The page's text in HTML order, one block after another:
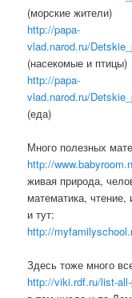
(морские жители)
http://papa-
vlad.narod.ru/
(насекомые и птицы)
http://papa-
vlad.narod.ru/
(еда)
Много полезных
http://
живая природа,
математика, чтение,
и тут:
http://
Здесь тоже много
http://viki.rdf.ru/list-